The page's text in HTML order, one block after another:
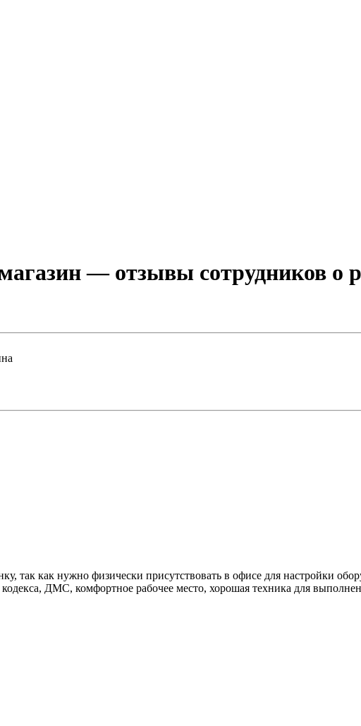
— отзывы сотрудников о
так как нужно физически присутствовать в офисе для настройки
ДМС, комфортное рабочее место, хорошая техника для